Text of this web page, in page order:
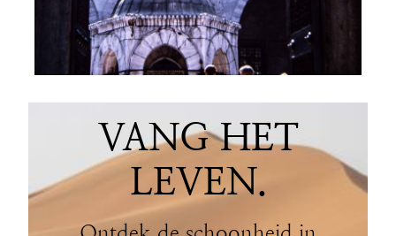
VANG HET
LEVEN.